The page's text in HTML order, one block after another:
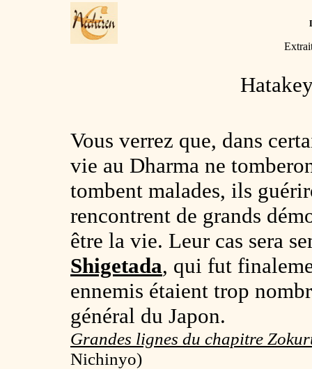
Vous verrez que, dans
vie au Dharma ne
tombent malades, ils
rencontrent de grands
être la vie. Leur cas sera
Shigetada, qui fut
ennemis étaient trop
général du Japon.
Grandes lignes du chapitre
Nichinyo)